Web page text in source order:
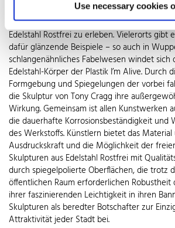
Use necessary cookies
innenliegenden Motor schichtweise gedreht.
nicht in die Ferne schweifen, um die
Edelstahl Rostfrei zu erleben. Vielerorts gibt
dafür glänzende Beispiele – so auch in
schlangenähnliches Fabelwesen windet sich
Edelstahl-Körper der Plastik I’m Alive. Durch
Formgebung und Spiegelungen der vorbei
die Skulptur von Tony Cragg ihre
Wirkung. Gemeinsam ist allen Kunstwerken
die dauerhafte Korrosionsbeständigkeit und
des Werkstoffs. Künstlern bietet das
Ausdruckskraft und die Möglichkeit der
Skulpturen aus Edelstahl Rostfrei mit
durch spiegelpolierte Oberflächen, die trotz
öffentlichen Raum erforderlichen
ihrer faszinierenden Leichtigkeit in ihren
Skulpturen als beredter Botschafter zur
Attraktivität jeder Stadt bei.